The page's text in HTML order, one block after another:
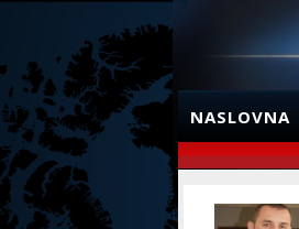
NASLOVNA